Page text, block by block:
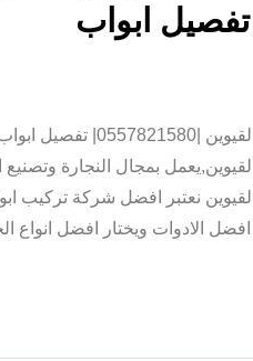
تركيب ابواب واخشاب في ام
بمجال النجارة
نعتبر افضل شركة تركيب
الادوات ويختار افضل